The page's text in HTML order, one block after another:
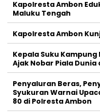
Kapolresta Ambon
Maluku Tengah
Kapolresta Ambon
Kepala Suku
Ajak Nobar Piala Dunia
Penyaluran Beras,
Syukuran Warnai
80 di Polresta Ambon